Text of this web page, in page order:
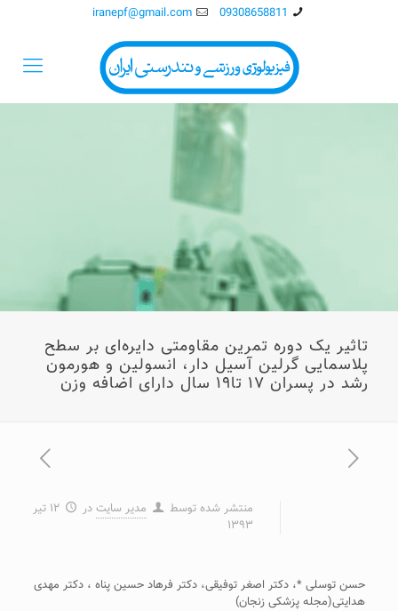
09308658811
iranepf@gmail.com
تاثير يک دوره تمرين مقاومتی دايره‌ای بر سطح
پلاسمايی گرلين آسيل دار، انسولين و هورمون
رشد در پسران ۱۷ تا۱۹ سال دارای اضافه وزن
منتشر شده توسط مدیر سایت در
۱۲ تیر
۱۳۹۳
حسن توسلی *، دکتر اصغر توفيقی، دکتر فرهاد حسين پناه ، دکتر مهدی
هدايتی(مجله پزشکی زنجان)